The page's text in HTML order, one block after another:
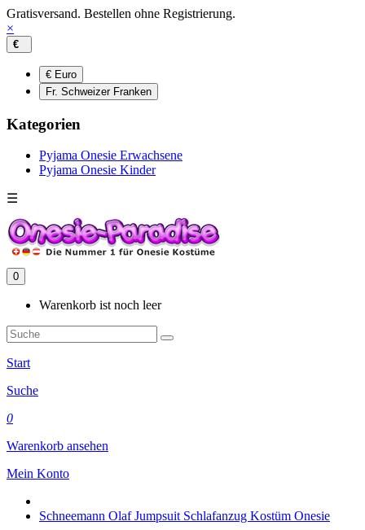
Gratisversand. Bestellen ohne Registrierung.
×
€
€ Euro
Fr. Schweizer Franken
Kategorien
Pyjama Onesie Erwachsene
Pyjama Onesie Kinder
☰
0
Warenkorb ist noch leer
Start
Suche
0
Warenkorb ansehen
Mein Konto
Schneemann Olaf Jumpsuit Schlafanzug Kostüm Onesie